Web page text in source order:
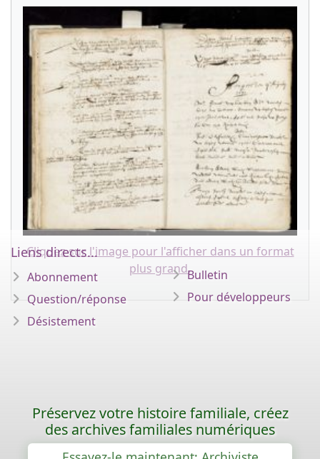
Cliquez sur l'image pour l'afficher dans un format
plus grand.
Liens directs...
Abonnement
Question/réponse
Désistement
Bulletin
Pour développeurs
Préservez votre histoire familiale, créez
des archives familiales numériques